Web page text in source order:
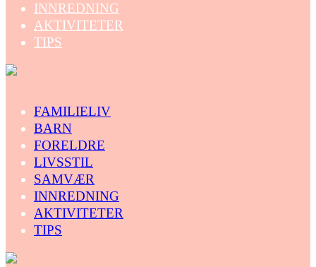
INNREDNING
AKTIVITETER
TIPS
FAMILIELIV
BARN
FORELDRE
LIVSSTIL
SAMVÆR
INNREDNING
AKTIVITETER
TIPS